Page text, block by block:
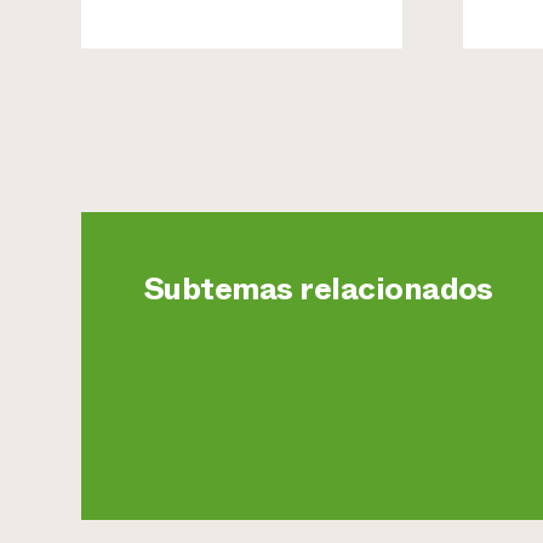
Subtemas relacionados